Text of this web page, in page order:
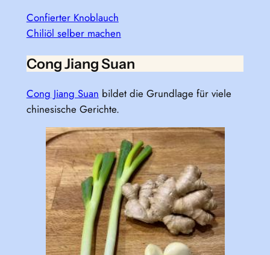
Confierter Knoblauch
Chiliöl selber machen
Cong Jiang Suan
Cong Jiang Suan bildet die Grundlage für viele
chinesische Gerichte.